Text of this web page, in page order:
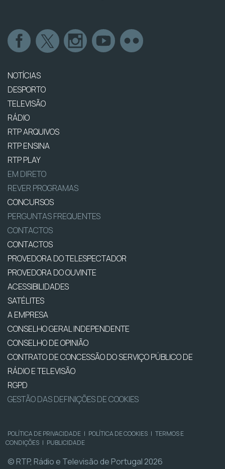
NOTÍCIAS
DESPORTO
TELEVISÃO
RÁDIO
RTP ARQUIVOS
RTP ENSINA
RTP PLAY
EM DIRETO
REVER PROGRAMAS
CONCURSOS
PERGUNTAS FREQUENTES
CONTACTOS
CONTACTOS
PROVEDORA DO TELESPECTADOR
PROVEDORA DO OUVINTE
ACESSIBILIDADES
SATÉLITES
A EMPRESA
CONSELHO GERAL INDEPENDENTE
CONSELHO DE OPINIÃO
CONTRATO DE CONCESSÃO DO SERVIÇO PÚBLICO DE
RÁDIO E TELEVISÃO
RGPD
GESTÃO DAS DEFINIÇÕES DE COOKIES
POLÍTICA DE PRIVACIDADE | POLÍTICA DE COOKIES | TERMOS E
CONDIÇÕES | PUBLICIDADE
© RTP, Rádio e Televisão de Portugal 2026